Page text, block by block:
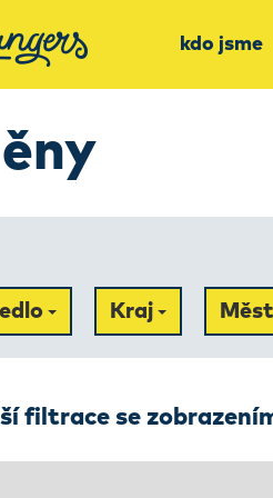
kdo jsme
Kraj
filtrace se